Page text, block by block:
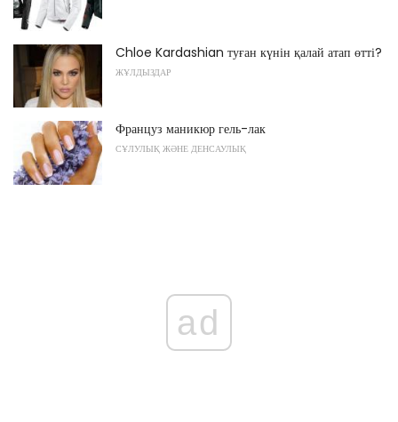
Chloe Kardashian туған күнін қалай атап өтті?
ЖҰЛДЫЗДАР
Француз маникюр гель-лак
СҰЛУЛЫҚ ЖӘНЕ ДЕНСАУЛЫҚ
ad